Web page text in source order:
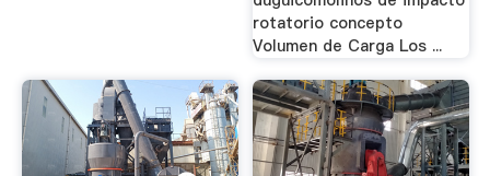
rotatorio concepto
Volumen de Carga Los ...